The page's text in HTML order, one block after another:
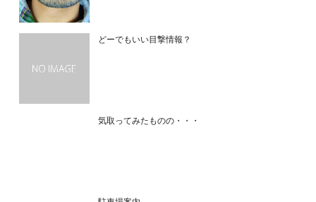
どーでもいい目撃情報？
気取ってみたものの・・・